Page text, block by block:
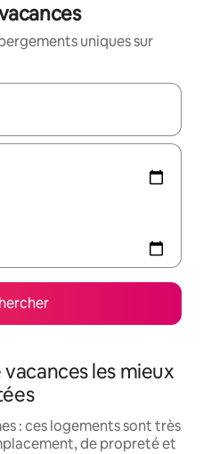
uniques sur
utilisez les flèches vers le
les mieux
: ces logements sont très
de propreté et